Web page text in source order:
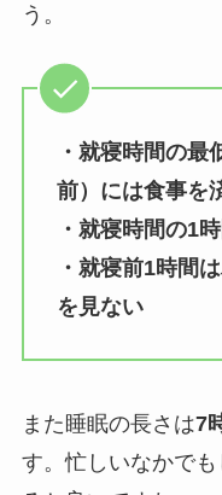
う。
・就寝時間の最
前）には食事を
・就寝時間の1
・就寝前1時間
を見ない
また睡眠の長さは7
す。忙しいなかで